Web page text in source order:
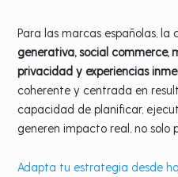
Para las marcas españolas,
generativa, social commerce,
privacidad y experiencias
coherente y centrada en
capacidad de planificar,
generen impacto real, no solo
Adapta tu estrategia desde ho